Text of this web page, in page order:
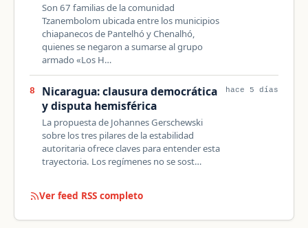
Son 67 familias de la comunidad
Tzanembolom ubicada entre los municipios
chiapanecos de Pantelhó y Chenalhó,
quienes se negaron a sumarse al grupo
armado «Los H…
8
Nicaragua: clausura democrática
y disputa hemisférica
La propuesta de Johannes Gerschewski
sobre los tres pilares de la estabilidad
autoritaria ofrece claves para entender esta
trayectoria. Los regímenes no se sost…
hace 5 días
Ver feed RSS completo